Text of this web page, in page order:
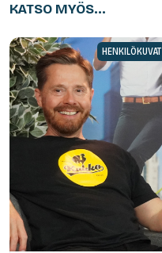
KATSO MYÖS...
HENKILÖKUVAT